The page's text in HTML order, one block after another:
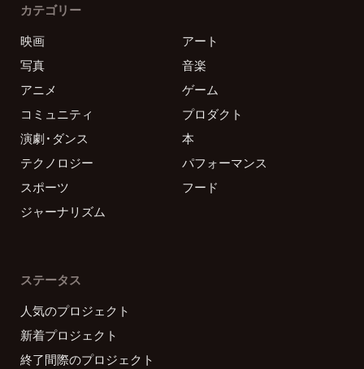
カテゴリー
映画
アート
写真
音楽
アニメ
ゲーム
コミュニティ
プロダクト
演劇・ダンス
本
テクノロジー
パフォーマンス
スポーツ
フード
ジャーナリズム
ステータス
人気のプロジェクト
新着プロジェクト
終了間際のプロジェクト